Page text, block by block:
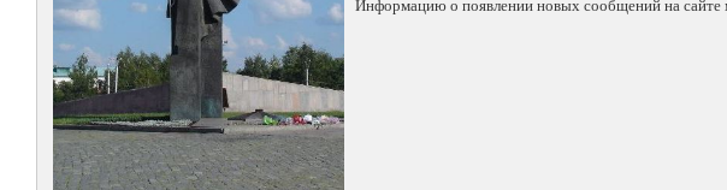
Информацию о появлении новых сообщений на сайте